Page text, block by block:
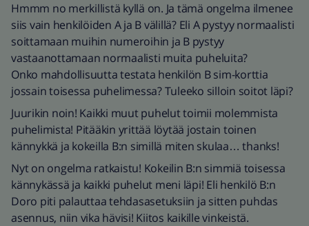
Hmmm no merkillistä kyllä on. Ja tämä ongelma ilmenee
siis vain henkilöiden A ja B välillä? Eli A pystyy normaalisti
soittamaan muihin numeroihin ja B pystyy
vastaanottamaan normaalisti muita puheluita?
Onko mahdollisuutta testata henkilön B sim-korttia
jossain toisessa puhelimessa? Tuleeko silloin soitot läpi?
Juurikin noin! Kaikki muut puhelut toimii molemmista
puhelimista! Pitääkin yrittää löytää jostain toinen
kännykkä ja kokeilla B:n simillä miten skulaa… thanks!
Nyt on ongelma ratkaistu! Kokeilin B:n simmiä toisessa
kännykässä ja kaikki puhelut meni läpi! Eli henkilö B:n
Doro piti palauttaa tehdasasetuksiin ja sitten puhdas
asennus, niin vika hävisi! Kiitos kaikille vinkeistä.